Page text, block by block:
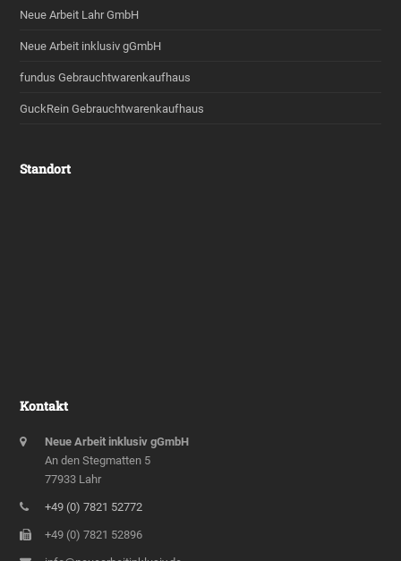
Neue Arbeit Lahr GmbH
Neue Arbeit inklusiv gGmbH
fundus Gebrauchtwarenkaufhaus
GuckRein Gebrauchtwarenkaufhaus
Standort
Kontakt
Neue Arbeit inklusiv gGmbH
An den Stegmatten 5
77933 Lahr
+49 (0) 7821 52772
+49 (0) 7821 52896